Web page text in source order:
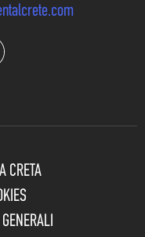
CRETA